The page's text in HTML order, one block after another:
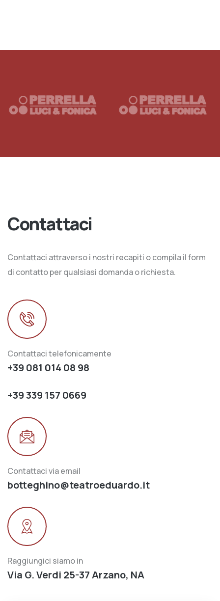
Contattaci
Contattaci attraverso i nostri recapiti o compila il form
di contatto per qualsiasi domanda o richiesta.
Contattaci telefonicamente
+39 081 014 08 98
+39 339 157 0669
Contattaci via email
botteghino@teatroeduardo.it
Raggiungici siamo in
Via G. Verdi 25-37 Arzano, NA